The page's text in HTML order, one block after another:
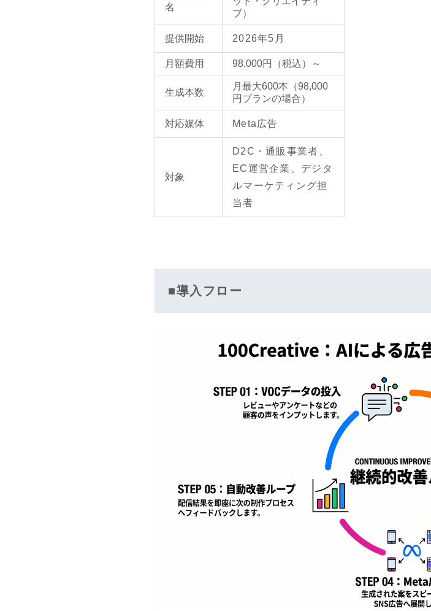
名
ブ）
提供開始 2026年5月
月額費用 98,000円（税込）～
生成本数
月最大600本（98,000
円プランの場合）
対応媒体 Meta広告
対象
D2C・通販事業者、
EC運営企業、デジタ
ルマーケティング担
当者
■導入フロー